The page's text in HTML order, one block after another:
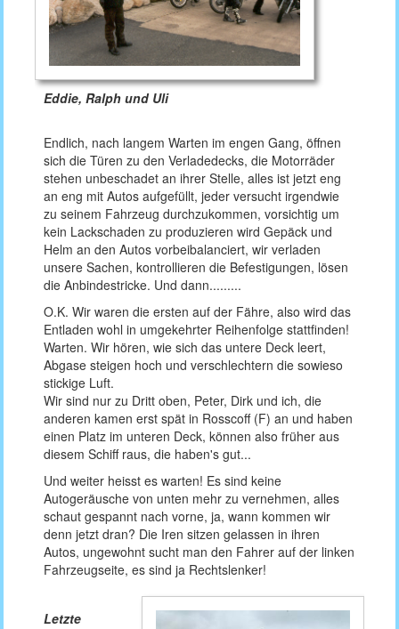
Eddie, Ralph und Uli
Endlich, nach langem Warten im engen Gang, öffnen
sich die Türen zu den Verladedecks, die Motorräder
stehen unbeschadet an ihrer Stelle, alles ist jetzt eng
an eng mit Autos aufgefüllt, jeder versucht irgendwie
zu seinem Fahrzeug durchzukommen, vorsichtig um
kein Lackschaden zu produzieren wird Gepäck und
Helm an den Autos vorbeibalanciert, wir verladen
unsere Sachen, kontrollieren die Befestigungen, lösen
die Anbindestricke. Und dann.........
O.K. Wir waren die ersten auf der Fähre, also wird das
Entladen wohl in umgekehrter Reihenfolge stattfinden!
Warten. Wir hören, wie sich das untere Deck leert,
Abgase steigen hoch und verschlechtern die sowieso
stickige Luft.
Wir sind nur zu Dritt oben, Peter, Dirk und ich, die
anderen kamen erst spät in Rosscoff (F) an und haben
einen Platz im unteren Deck, können also früher aus
diesem Schiff raus, die haben's gut...
Und weiter heisst es warten! Es sind keine
Autogeräusche von unten mehr zu vernehmen, alles
schaut gespannt nach vorne, ja, wann kommen wir
denn jetzt dran? Die Iren sitzen gelassen in ihren
Autos, ungewohnt sucht man den Fahrer auf der linken
Fahrzeugseite, es sind ja Rechtslenker!
Letzte